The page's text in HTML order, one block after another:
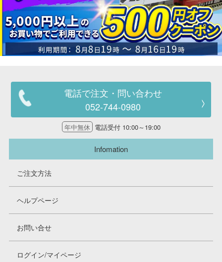
電話で注文・問い合わせ
052-744-0980
年中無休 電話受付 10:00～19:00
Infomation
ご注文方法
ヘルプページ
お問い合せ
ログイン/マイページ